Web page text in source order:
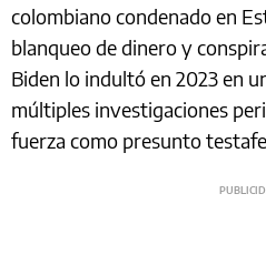
colombiano condenado en
blanqueo de dinero y
Biden lo indultó en 2023 en
múltiples investigaciones
fuerza como presunto